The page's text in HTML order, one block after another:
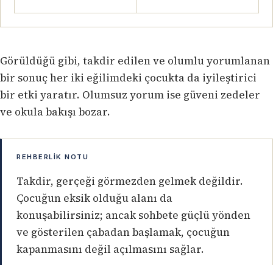
Görüldüğü gibi, takdir edilen ve olumlu yorumlanan
bir sonuç her iki eğilimdeki çocukta da iyileştirici
bir etki yaratır. Olumsuz yorum ise güveni zedeler
ve okula bakışı bozar.
REHBERLIK NOTU
Takdir, gerçeği görmezden gelmek değildir.
Çocuğun eksik olduğu alanı da
konuşabilirsiniz; ancak sohbete güçlü yönden
ve gösterilen çabadan başlamak, çocuğun
kapanmasını değil açılmasını sağlar.